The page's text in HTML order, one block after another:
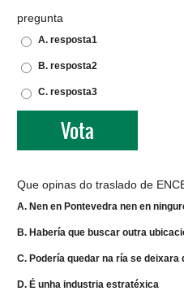
pregunta
A. resposta1
B. resposta2
C. resposta3
Que opinas do traslado de
A. Nen en Pontevedra nen en
B. Habería que buscar outra
C. Podería quedar na ría se deixara
D. É unha industria estratéxica